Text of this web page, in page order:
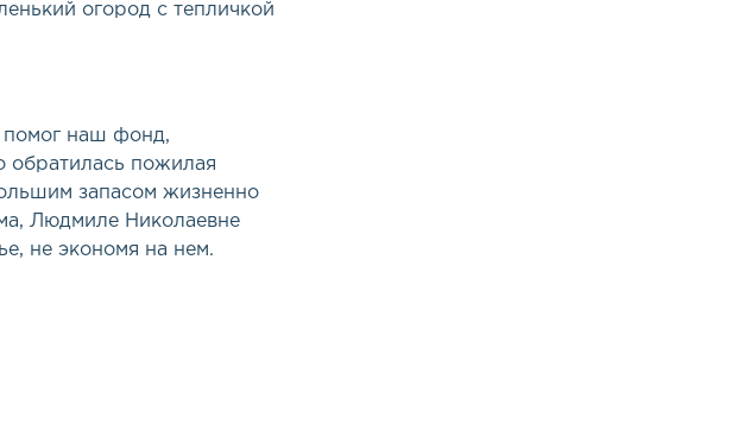
огород с тепличкой
помог наш фонд,
обратилась пожилая
запасом жизненно
Людмиле Николаевне
не экономя на нем.